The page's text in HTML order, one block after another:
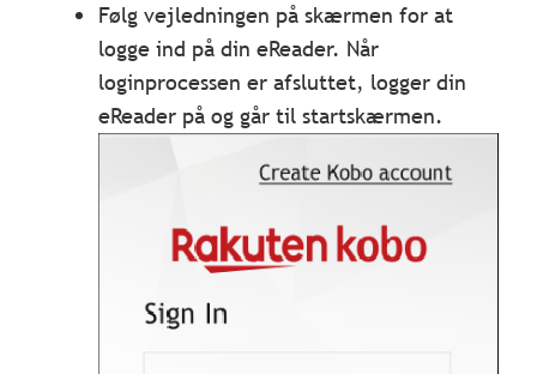
Følg vejledningen på skærmen for at
logge ind på din eReader. Når
loginprocessen er afsluttet, logger din
eReader på og går til startskærmen.